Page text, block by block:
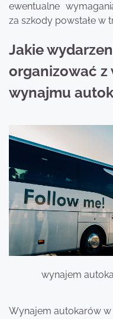
ewentualne
za szkody powstałe w
Jakie
organizować z
wynajmu
wynajem
Wynajem autokarów w